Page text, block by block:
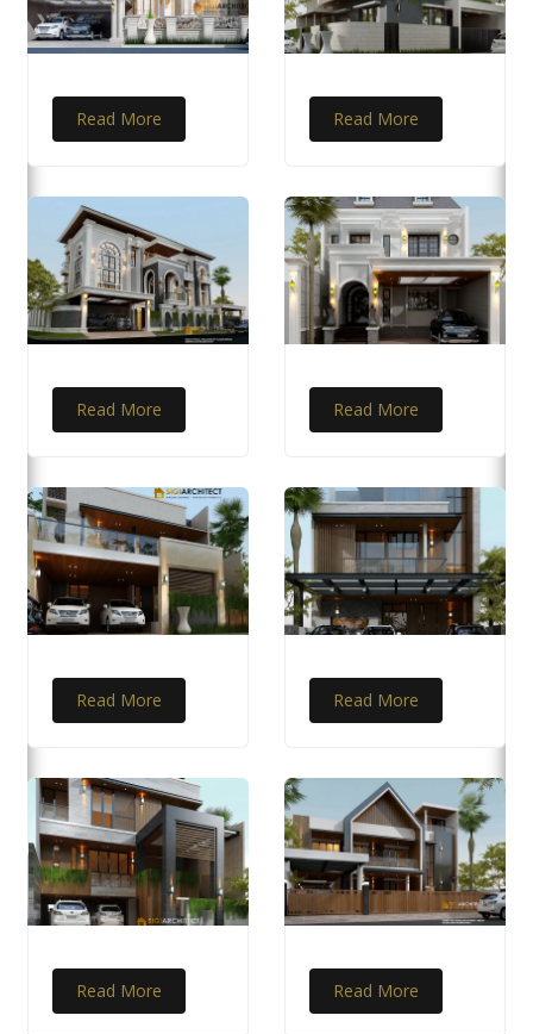
Read More Read More
Read More Read More
Read More Read More
Read More Read More